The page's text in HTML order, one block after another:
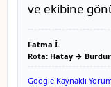
ve ekibine
Fatma İ.
Rota: Hatay → Burdur
Google Kaynaklı